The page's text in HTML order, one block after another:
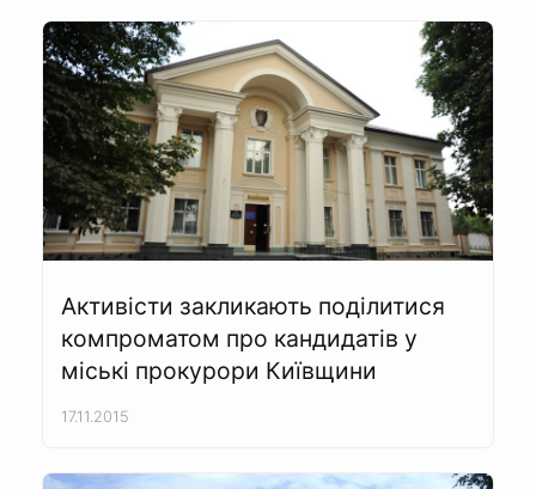
Активісти закликають поділитися
компроматом про кандидатів у
міські прокурори Київщини
17.11.2015